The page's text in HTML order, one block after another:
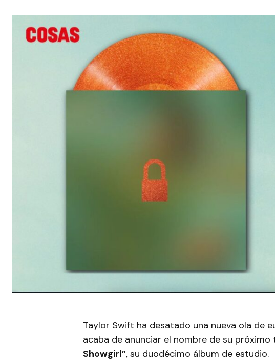
Taylor Swift ha desatado una nueva ola de
acaba de anunciar el nombre de su
Showgirl”, su duodécimo álbum de estudio.